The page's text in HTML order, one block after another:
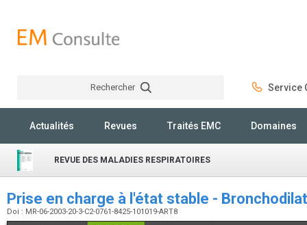
Rechercher Service
Actualités Revues Traités EMC Domaines
REVUE DES MALADIES RESPIRATOIRES
Prise en charge à l'état stable -
Doi : MR-06-2003-20-3-C2-0761-8425-101019-ART8